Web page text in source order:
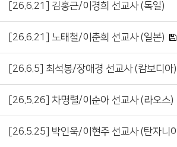
[26.6.21] 김홍근/이경희 선교사 (독일)
[26.6.21] 노태철/이춘희 선교사 (일본)
[26.6.5] 최석봉/장애경 선교사 (캄보디아)
[26.5.26] 차명렬/이순아 선교사 (라오스)
[26.5.25] 박인욱/이현주 선교사 (탄자니